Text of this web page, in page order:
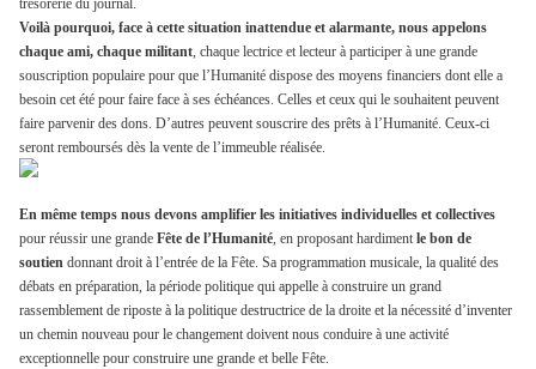
trésorerie du journal.
Voilà pourquoi, face à cette situation inattendue et alarmante, nous appelons
chaque ami, chaque militant, chaque lectrice et lecteur à participer à une grande
souscription populaire pour que l’Humanité dispose des moyens financiers dont elle a
besoin cet été pour faire face à ses échéances. Celles et ceux qui le souhaitent peuvent
faire parvenir des dons. D’autres peuvent souscrire des prêts à l’Humanité. Ceux-ci
seront remboursés dès la vente de l’immeuble réalisée.
En même temps nous devons amplifier les initiatives individuelles et collectives
pour réussir une grande Fête de l’Humanité, en proposant hardiment le bon de
soutien donnant droit à l’entrée de la Fête. Sa programmation musicale, la qualité des
débats en préparation, la période politique qui appelle à construire un grand
rassemblement de riposte à la politique destructrice de la droite et la nécessité d’inventer
un chemin nouveau pour le changement doivent nous conduire à une activité
exceptionnelle pour construire une grande et belle Fête.